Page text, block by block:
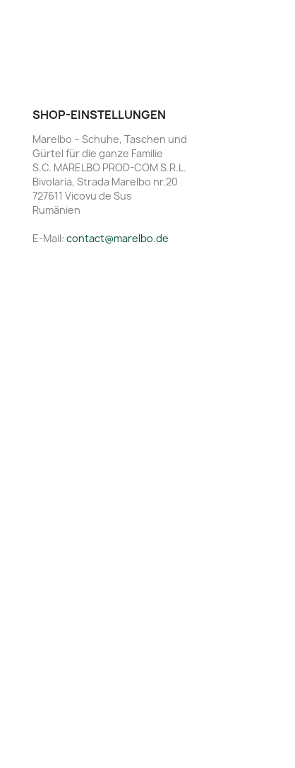
SHOP-EINSTELLUNGEN
Marelbo – Schuhe, Taschen und
Gürtel für die ganze Familie
S.C. MARELBO PROD-COM S.R.L.
Bivolaria, Strada Marelbo nr.20
727611 Vicovu de Sus
Rumänien
E-Mail: contact@marelbo.de